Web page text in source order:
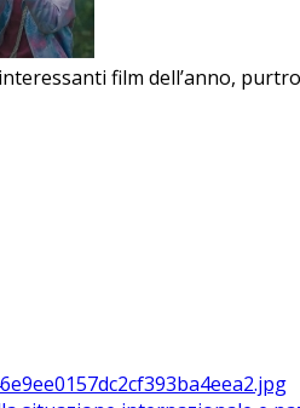
film dell’anno,